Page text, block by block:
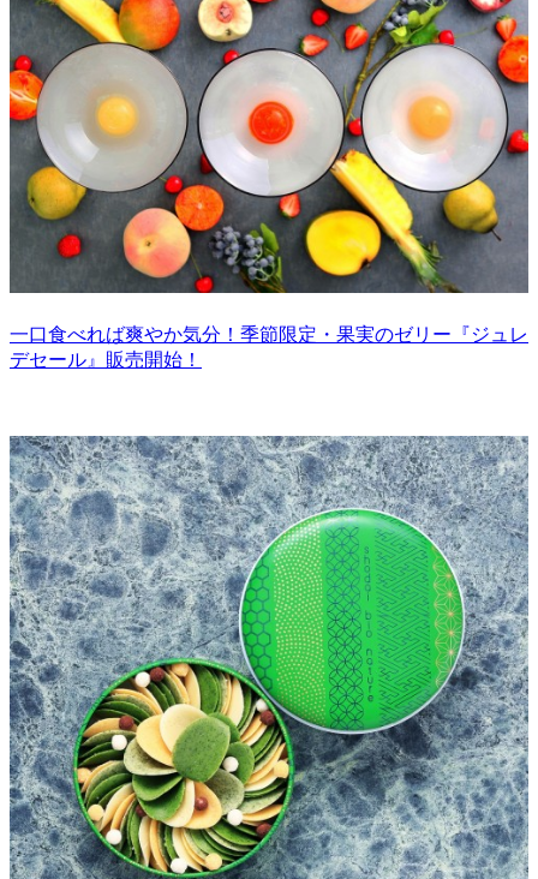
一口食べれば爽やか気分！季節限定・果実のゼリー『ジュレ
デセール』販売開始！